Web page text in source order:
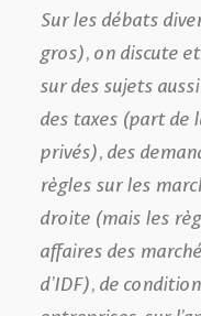
Sur les débats
gros), on discute
sur des sujets
des taxes (part de
privés), des
règles sur les
droite (mais les
affaires des
d’IDF), de